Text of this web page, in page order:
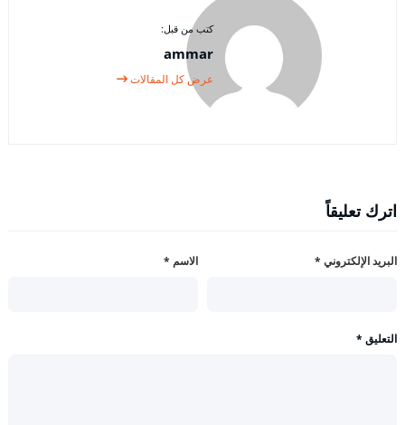
كتب من قبل:
ammar
عرض كل المقالات
اترك تعليقاً
الاسم * البريد الإلكتروني *
التعليق *